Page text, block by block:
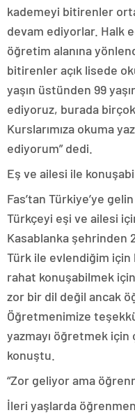
kademeyi bitirenler
devam ediyorlar. Halk
öğretim alanına
bitirenler açık lisede
yaşın üstünden 99
ediyoruz, burada
Kurslarımıza okuma
ediyorum” dedi.
Eş ve ailesi ile
Fas’tan Türkiye’ye
Türkçeyi eşi ve ailesi
Kasablanka şehrinden
Türk ile evlendiğim için
rahat konuşabilmek
zor bir dil değil ancak
Öğretmenimize
yazmayı öğretmek
konuştu.
“Zor geliyor ama
İleri yaşlarda